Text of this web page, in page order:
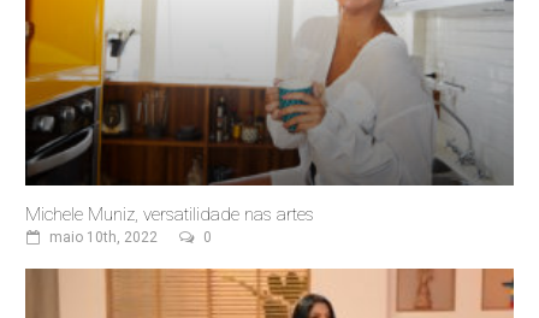
Michele Muniz, versatilidade nas artes
maio 10th, 2022 0